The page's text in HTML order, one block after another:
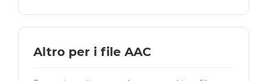
Altro per i file AAC